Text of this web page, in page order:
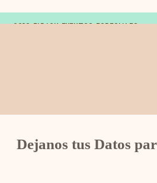
© 2019 FARAON EVENTOS ESPECIALES
Dejanos tus Datos